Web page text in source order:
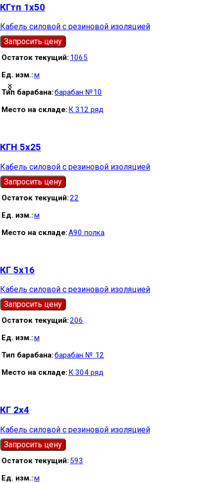
КГтп 1х50
Кабель силовой с резиновой изоляцией
Запросить цену
Остаток текущий 1065
Ед. изм. м
Тип барабана барабан №10
Место на складе К 312 ряд
КГН 5х25
Кабель силовой с резиновой изоляцией
Запросить цену
Остаток текущий 22
Ед. изм. м
Место на складе А90 полка
КГ 5х16
Кабель силовой с резиновой изоляцией
Запросить цену
Остаток текущий 206
Ед. изм. м
Тип барабана барабан № 12
Место на складе К 304 ряд
КГ 2х4
Кабель силовой с резиновой изоляцией
Запросить цену
Остаток текущий 593
Ед. изм. м